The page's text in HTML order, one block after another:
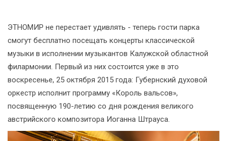
ЭТНОМИР не перестает удивлять - теперь гости парка
смогут бесплатно посещать концерты классической
музыки в исполнении музыкантов Калужской областной
филармонии. Первый из них состоится уже в это
воскресенье, 25 октября 2015 года: Губернский духовой
оркестр исполнит программу «Король вальсов»,
посвященную 190-летию со дня рождения великого
австрийского композитора Иоганна Штрауса.